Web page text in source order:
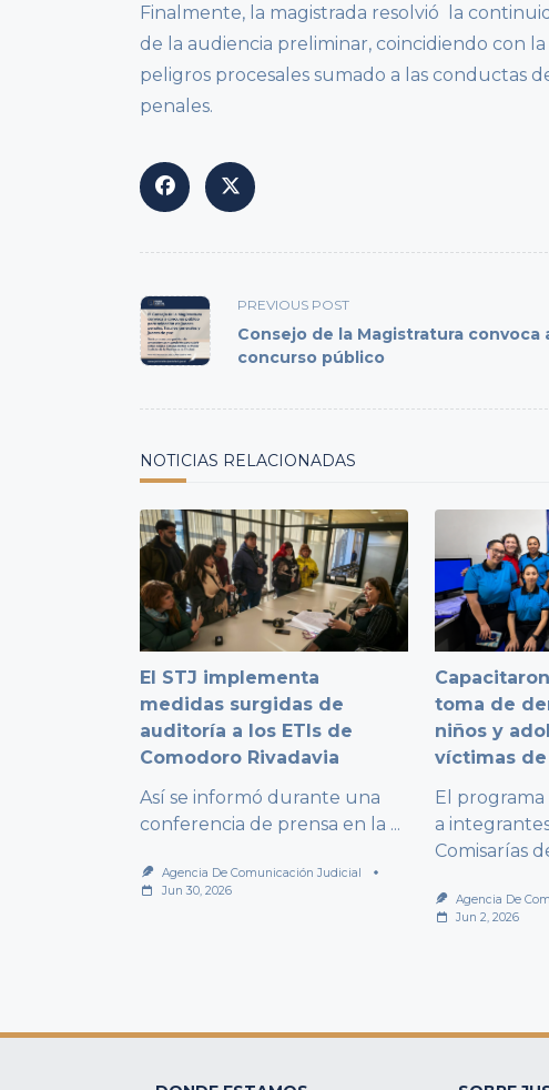
Finalmente, la magistrada resolvió la
de la audiencia preliminar, coincidiendo con
peligros procesales sumado a las conductas
penales.
<span
class="nav-
subtitle
screen-
PREVIOUS POST
Consejo de la Magistratura convoca
concurso público
NOTICIAS RELACIONADAS
El STJ implementa
medidas surgidas de
auditoría a los ETIs de
Comodoro Rivadavia
Así se informó durante una
conferencia de prensa en la ...
Agencia De Comunicación Judicial
Jun 30, 2026
toma de
niños y
víctimas
El
a
Comisarías
Agencia De
Jun 2, 2026